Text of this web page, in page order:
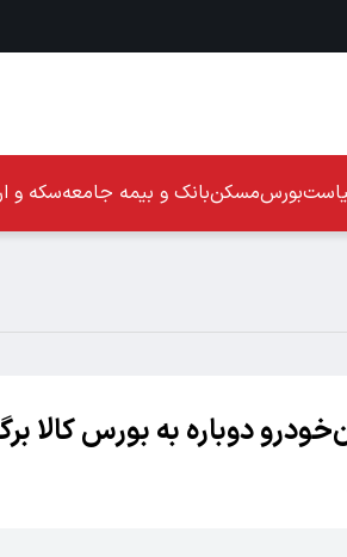
بورسمسکنبانک و بیمه جامعهسکه و
دوباره به بورس کالا